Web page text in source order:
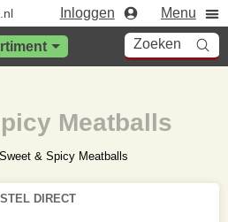
Inloggen Menu
Zoeken
Sweet & Spicy Meatballs
Meatballs
DIRECT